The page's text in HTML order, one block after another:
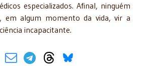
especializados. Afinal, ninguém
em algum momento da vida, vir a
incapacitante.
Social Media